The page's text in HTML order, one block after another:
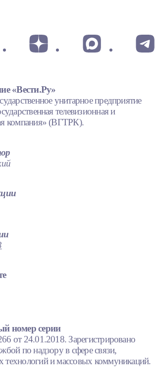
«Вести.Ру»
унитарное предприятие
телевизионная и
компания» (ВГТРК).
номер серии
от 24.01.2018. Зарегистрировано
по надзору в сфере связи,
и массовых коммуникаций.